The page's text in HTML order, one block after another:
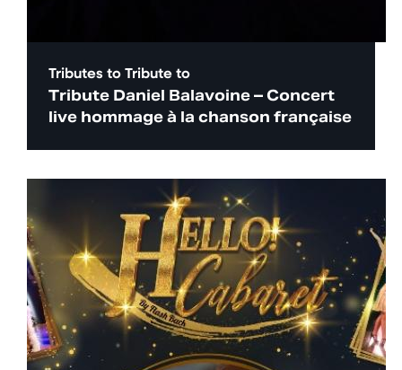
Tributes to Tribute to
Tribute Daniel Balavoine – Concert
live hommage à la chanson française